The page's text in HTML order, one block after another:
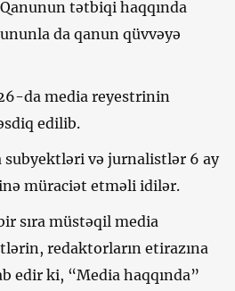
tətbiqi haqqında
da qanun qüvvəyə
da media reyestrinin
edilib.
subyektləri və jurnalistlər 6 ay
müraciət etməli idilər.
sıra müstəqil media
redaktorların etirazına
edir ki, “Media haqqında”